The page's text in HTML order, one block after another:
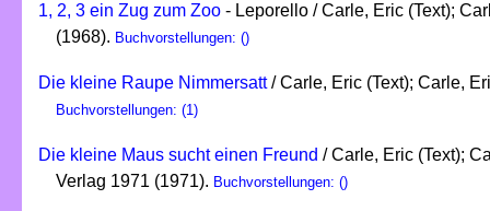
1, 2, 3 ein Zug zum Zoo - Leporello / Carle, Eric (Text);
(1968). Buchvorstellungen: ()
Die kleine Raupe Nimmersatt/ Carle, Eric (Text); Carle,
Buchvorstellungen: (1)
Die kleine Maus sucht einen Freund / Carle, Eric (Text);
Verlag 1971 (1971). Buchvorstellungen: ()